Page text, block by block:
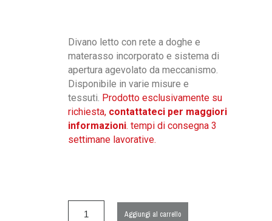
Divano letto con rete a doghe e
materasso incorporato e sistema di
apertura agevolato da meccanismo.
Disponibile in varie misure e
tessuti. Prodotto esclusivamente su
richiesta,contattateci per maggiori
informazioni. tempi di consegna 3
settimane lavorative.
Aggiungi al carrello